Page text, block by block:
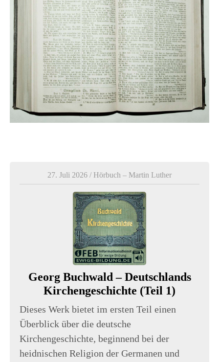
Georg Buchwald – Deutschlands
Kirchengeschichte (Teil 1)
Dieses Werk bietet im ersten Teil einen
Überblick über die deutsche
Kirchengeschichte, beginnend bei der
heidnischen Religion der Germanen und
27. Juli 2026 / Hörbuch – Martin Luther